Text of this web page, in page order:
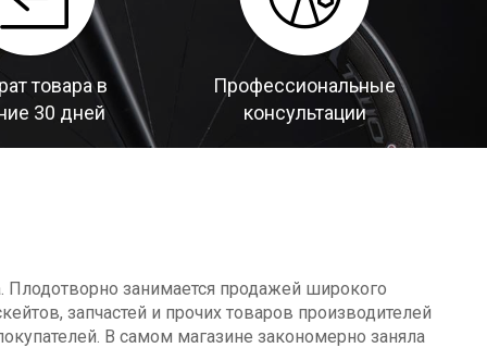
товара в
30 дней
Профессиональные
консультации
Плодотворно занимается продажей широкого
запчастей и прочих товаров производителей
В самом магазине закономерно заняла